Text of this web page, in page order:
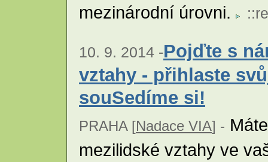
mezinárodní úrovni.
::
10. 9. 2014 -Pojďte s
vztahy - přihlaste
souSedíme si!
PRAHA [Nadace VIA] -
mezilidské vztahy ve